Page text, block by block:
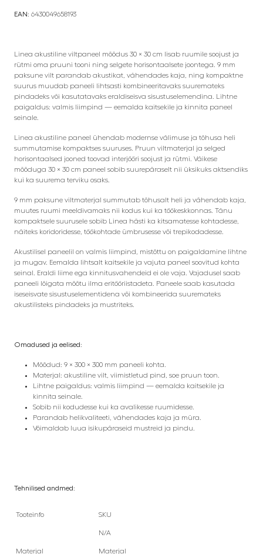
EAN: 6430049658193
Linea akustiline viltpaneel mõõdus 30 × 30 cm lisab ruumile soojust ja
rütmi oma pruuni tooni ning selgete horisontaalsete joontega. 9 mm
paksune vilt parandab akustikat, vähendades kaja, ning kompaktne
suurus muudab paneeli lihtsasti kombineeritavaks suuremateks
pindadeks või kasutatavaks eraldiseisva sisustuselemendina. Lihtne
paigaldus: valmis liimpind — eemalda kaitsekile ja kinnita paneel
seinale.
Linea akustiline paneel ühendab modernse välimuse ja tõhusa heli
summutamise kompaktses suuruses. Pruun viltmaterjal ja selged
horisontaalsed jooned toovad interjööri soojust ja rütmi. Väikese
mõõduga 30 × 30 cm paneel sobib suurepäraselt nii üksikuks aktsendiks
kui ka suurema terviku osaks.
9 mm paksune viltmaterjal summutab tõhusalt heli ja vähendab kaja,
muutes ruumi meeldivamaks nii kodus kui ka töökeskkonnas. Tänu
kompaktsele suurusele sobib Linea hästi ka kitsamatesse kohtadesse,
näiteks koridoridesse, töökohtade ümbrusesse või trepikodadesse.
Akustilisel paneelil on valmis liimpind, mistõttu on paigaldamine lihtne
ja mugav. Eemalda lihtsalt kaitsekile ja vajuta paneel soovitud kohta
seinal. Eraldi liime ega kinnitusvahendeid ei ole vaja. Vajadusel saab
paneeli lõigata mõõtu ilma eritööriistadeta. Paneele saab kasutada
iseseisvate sisustuselementidena või kombineerida suuremateks
akustilisteks pindadeks ja mustriteks.
Omadused ja eelised:
Mõõdud: 9 × 300 × 300 mm paneeli kohta.
Materjal: akustiline vilt, viimistletud pind, soe pruun toon.
Lihtne paigaldus: valmis liimpind — eemalda kaitsekile ja
kinnita seinale.
Sobib nii kodudesse kui ka avalikesse ruumidesse.
Parandab helikvaliteeti, vähendades kaja ja müra.
Võimaldab luua isikupäraseid mustreid ja pindu.
Tehnilised andmed:
Tooteinfo SKU
N/A
Materjal Materjal